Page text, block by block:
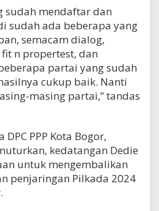
sudah mendaftar dan
sudah ada beberapa yang
semacam dialog,
n propertest, dan
partai yang sudah
cukup baik. Nanti
masing partai,” tandas
PPP Kota Bogor,
kedatangan Dedie
untuk mengembalikan
penjaringan Pilkada 2024